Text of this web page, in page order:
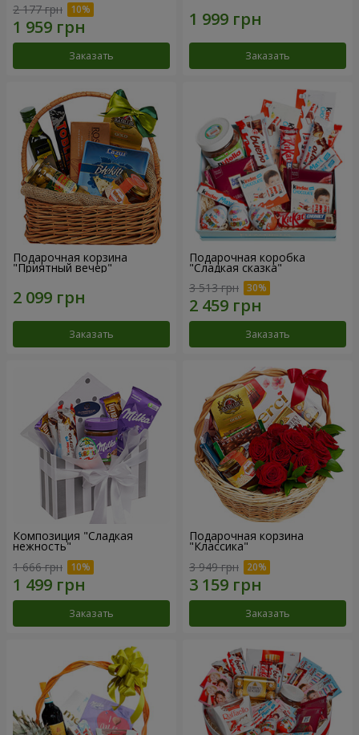
2 177 грн
Заказать Заказать
Подарочная корзина
"Приятный вечер"
Заказать
Подарочная коробка
"Сладкая сказка"
3 513 грн
Заказать
Композиция "Сладкая
нежность"
1 666 грн
Заказать
Подарочная корзина
"Классика"
3 949 грн
Заказать